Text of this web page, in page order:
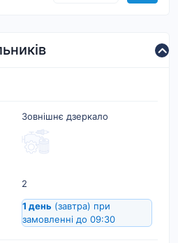
Зовнішнє дзеркало
2
1 день (завтра) при
замовленні до 09:30